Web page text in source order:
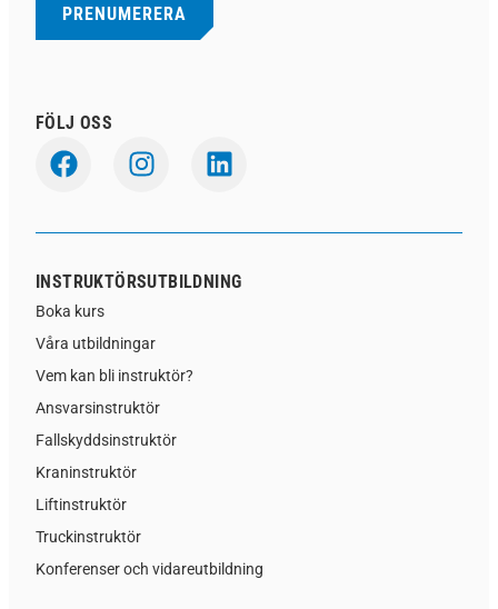
FÖLJ OSS
INSTRUKTÖRSUTBILDNING
Boka kurs
Våra utbildningar
Vem kan bli instruktör?
Ansvarsinstruktör
Fallskyddsinstruktör
Kraninstruktör
Liftinstruktör
Truckinstruktör
Konferenser och vidareutbildning